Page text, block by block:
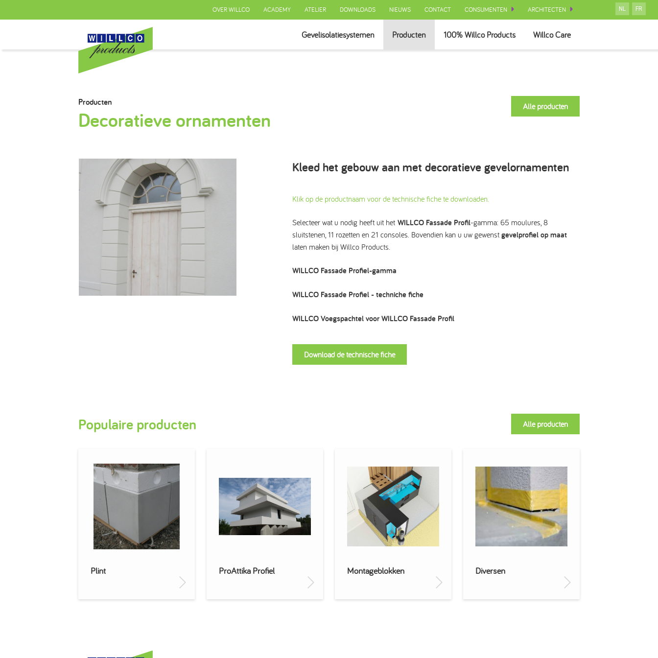
OVER WILLCO ACADEMY ATELIER DOWNLOADS NIEUWS CONTACT CONSUMENTEN ARCHITECTEN NL FR
Gevelisolatiesystemen Producten 100% Willco Products Willco Care
Producten
Decoratieve ornamenten
Alle producten
Kleed het gebouw aan met decoratieve gevelornamenten
Klik op de productnaam voor de technische fiche te downloaden.
Selecteer wat u nodig heeft uit het WILLCO Fassade Profil-gamma: 65 moulures, 8
sluitstenen, 11 rozetten en 21 consoles. Bovendien kan u uw gewenst gevelprofiel op maat
laten maken bij Willco Products.
WILLCO Fassade Profiel-gamma
WILLCO Fassade Profiel - techniche fiche
WILLCO Voegspachtel voor WILLCO Fassade Profil
Download de technische fiche
Populaire producten Alle producten
Plint ProAttika Profiel Montageblokken Diversen